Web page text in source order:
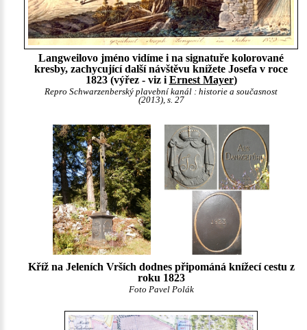
Langweilovo jméno vidíme i na signatuře kolorované
kresby, zachycující další návštěvu knížete Josefa v roce
1823 (výřez - viz i Ernest Mayer)
Repro Schwarzenberský plavební kanál : historie a současnost
(2013), s. 27
Kříž na Jeleních Vrších dodnes připománá knížecí cestu z
roku 1823
Foto Pavel Polák